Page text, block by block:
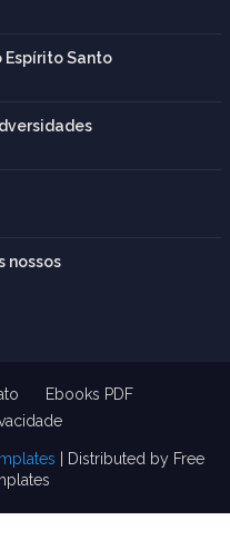
Espírito Santo
nossos
| Distributed by Free
Ebooks PDF